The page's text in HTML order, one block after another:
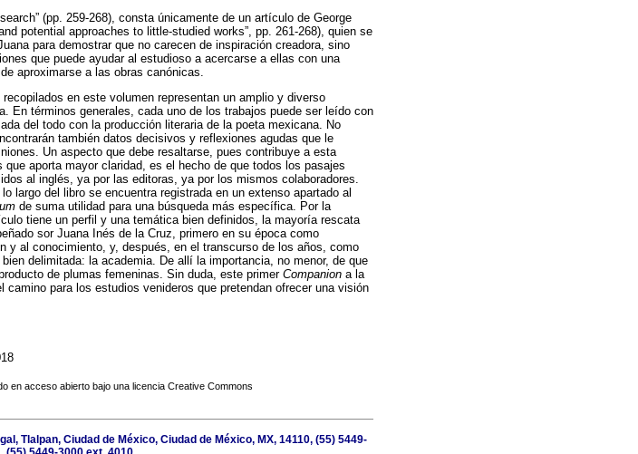
(pp. 259-268), consta únicamente de un artículo de George
potential approaches to little-studied works”, pp. 261-268), quien se
para demostrar que no carecen de inspiración creadora, sino
que puede ayudar al estudioso a acercarse a ellas con una
aproximarse a las obras canónicas.
en este volumen representan un amplio y diverso
En términos generales, cada uno de los trabajos puede ser leído con
del todo con la producción literaria de la poeta mexicana. No
también datos decisivos y reflexiones agudas que le
Un aspecto que debe resaltarse, pues contribuye a esta
aporta mayor claridad, es el hecho de que todos los pasajes
al inglés, ya por las editoras, ya por los mismos colaboradores.
largo del libro se encuentra registrada en un extenso apartado al
de suma utilidad para una búsqueda más específica. Por la
tiene un perfil y una temática bien definidos, la mayoría rescata
sor Juana Inés de la Cruz, primero en su época como
y al conocimiento, y, después, en el transcurso de los años, como
delimitada: la academia. De allí la importancia, no menor, de que
de plumas femeninas. Sin duda, este primerCompanion a la
para los estudios venideros que pretendan ofrecer una visión
en acceso abierto bajo una licencia Creative Commons
Tlalpan, Ciudad de México, Ciudad de México, MX, 14110, (55) 5449-